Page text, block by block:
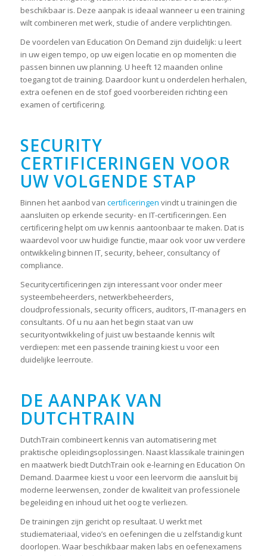
beschikbaar is. Deze aanpak is ideaal wanneer u een training
wilt combineren met werk, studie of andere verplichtingen.
De voordelen van Education On Demand zijn duidelijk: u leert
in uw eigen tempo, op uw eigen locatie en op momenten die
passen binnen uw planning. U heeft 12 maanden online
toegang tot de training. Daardoor kunt u onderdelen herhalen,
extra oefenen en de stof goed voorbereiden richting een
examen of certificering.
SECURITY
CERTIFICERINGEN VOOR
UW VOLGENDE STAP
Binnen het aanbod van certificeringen vindt u trainingen die
aansluiten op erkende security- en IT-certificeringen. Een
certificering helpt om uw kennis aantoonbaar te maken. Dat is
waardevol voor uw huidige functie, maar ook voor uw verdere
ontwikkeling binnen IT, security, beheer, consultancy of
compliance.
Securitycertificeringen zijn interessant voor onder meer
systeembeheerders, netwerkbeheerders,
cloudprofessionals, security officers, auditors, IT-managers en
consultants. Of u nu aan het begin staat van uw
securityontwikkeling of juist uw bestaande kennis wilt
verdiepen: met een passende training kiest u voor een
duidelijke leerroute.
DE AANPAK VAN
DUTCHTRAIN
DutchTrain combineert kennis van automatisering met
praktische opleidingsoplossingen. Naast klassikale trainingen
en maatwerk biedt DutchTrain ook e-learning en Education On
Demand. Daarmee kiest u voor een leervorm die aansluit bij
moderne leerwensen, zonder de kwaliteit van professionele
begeleiding en inhoud uit het oog te verliezen.
De trainingen zijn gericht op resultaat. U werkt met
studiemateriaal, video’s en oefeningen die u zelfstandig kunt
doorlopen. Waar beschikbaar maken labs en oefenexamens